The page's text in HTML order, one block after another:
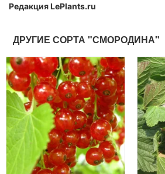
Редакция LePlants.ru
ДРУГИЕ СОРТА "СМОРОДИНА"